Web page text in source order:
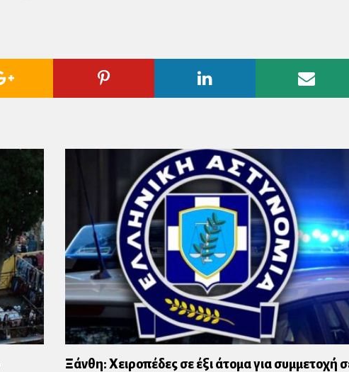
Google
Pinterest Linkedin
Ξάνθη: Χειροπέδες σε έξι άτομα για συμμετοχή